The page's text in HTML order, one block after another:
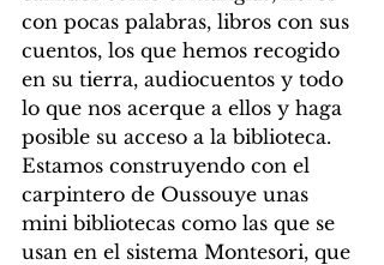
con pocas palabras, libros con sus
cuentos, los que hemos recogido
en su tierra, audiocuentos y todo
lo que nos acerque a ellos y haga
posible su acceso a la biblioteca.
Estamos construyendo con el
carpintero de Oussouye unas
mini bibliotecas como las que se
usan en el sistema Montesori, que